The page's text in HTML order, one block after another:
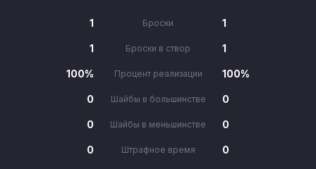
1 Броски 1
1 Броски в створ 1
100% Процент реализации 100%
0 Шайбы в большинстве 0
0 Шайбы в меньшинстве 0
0 Штрафное время 0